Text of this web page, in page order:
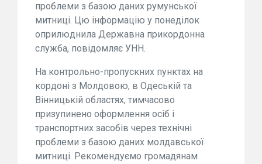
проблеми з базою даних румунської
митниці. Цю інформацію у понеділок
оприлюднила Державна прикордонна
служба, повідомляє УНН.
На контрольно-пропускних пунктах на
кордоні з Молдовою, в Одеській та
Вінницькій областях, тимчасово
призупинено оформлення осіб і
транспортних засобів через технічні
проблеми з базою даних молдавської
митниці. Рекомендуємо громадянам